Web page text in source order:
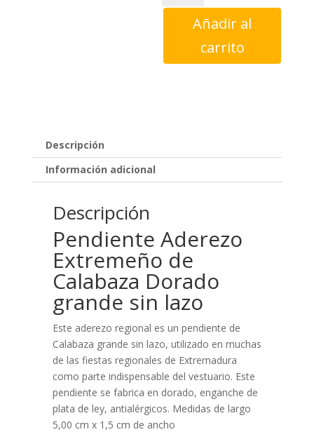
Extremeño
Añadir al
carrito
Descripción
Información adicional
Descripción
Pendiente Aderezo
Extremeño de
Calabaza Dorado
grande sin lazo
Este aderezo regional es un pendiente de
Calabaza grande sin lazo, utilizado en muchas
de las fiestas regionales de Extremadura
como parte indispensable del vestuario. Este
pendiente se fabrica en dorado, enganche de
plata de ley, antialérgicos. Medidas de largo
5,00 cm x 1,5 cm de ancho